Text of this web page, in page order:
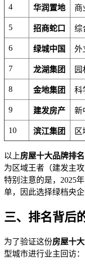
4 华润置地 商
5 招商蛇口 综
6 绿城中国 外
7 龙湖集团
8 金地集团 科
9 建发房产 新
10 滨江集团
以上房屋十大品牌排名
为区域王者（建发主
特别注意的是，2025
单，因此选择绿档央
三、排名背后
为了验证这份房屋十
型城市进行业主回访：